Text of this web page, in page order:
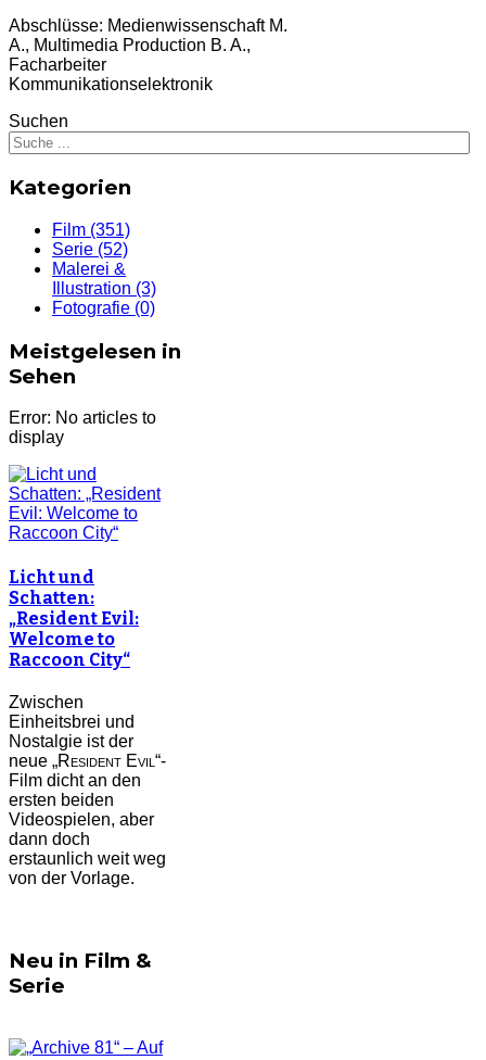
Abschlüsse: Medienwissenschaft M.
A., Multimedia Production B. A.,
Facharbeiter
Kommunikationselektronik
Suchen
Kategorien
Film (351)
Serie (52)
Malerei &
Illustration (3)
Fotografie (0)
Meistgelesen in
Sehen
Error: No articles to
display
Licht und
Schatten:
„Resident Evil:
Welcome to
Raccoon City“
Zwischen
Einheitsbrei und
Nostalgie ist der
neue „Resident Evil “-
Film dicht an den
ersten beiden
Videospielen, aber
dann doch
erstaunlich weit weg
von der Vorlage.
Neu in Film &
Serie